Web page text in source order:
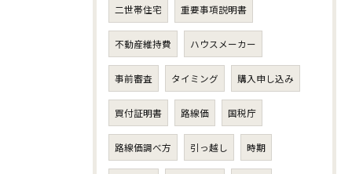
二世帯住宅 重要事項説明書
不動産維持費 ハウスメーカー
事前審査 タイミング 購入申し込み
買付証明書 路線価 国税庁
路線価調べ方 引っ越し 時期